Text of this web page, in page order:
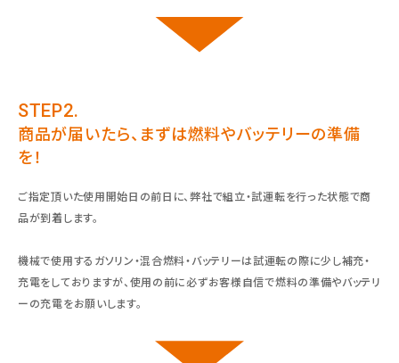
STEP2.
商品が届いたら、まずは燃料やバッテリーの準備
を！
ご指定頂いた使用開始日の前日に、弊社で組立・試運転を行った状態で商
品が到着します。
機械で使用するガソリン・混合燃料・バッテリーは試運転の際に少し補充・
充電をしておりますが、使用の前に必ずお客様自信で燃料の準備やバッテリ
ーの充電をお願いします。